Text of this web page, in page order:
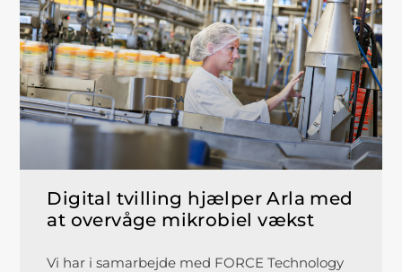
Digital tvilling hjælper Arla med
at overvåge mikrobiel vækst
Vi har i samarbejde med FORCE Technology